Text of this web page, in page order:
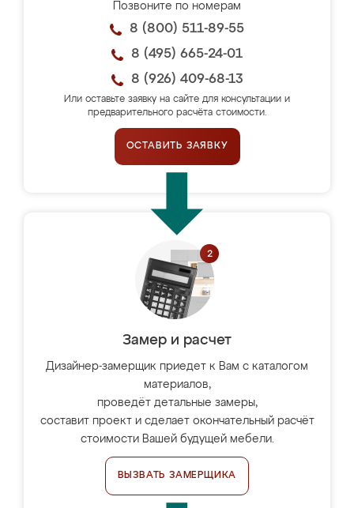
Позвоните по номерам
8 (800) 511-89-55
8 (495) 665-24-01
8 (926) 409-68-13
Или оставьте заявку на сайте для консультации и
предварительного расчёта стоимости.
ОСТАВИТЬ ЗАЯВКУ
Замер и расчет
Дизайнер-замерщик приедет к Вам с каталогом
материалов,
проведёт детальные замеры,
составит проект и сделает окончательный расчёт
стоимости Вашей будущей мебели.
ВЫЗВАТЬ ЗАМЕРЩИКА